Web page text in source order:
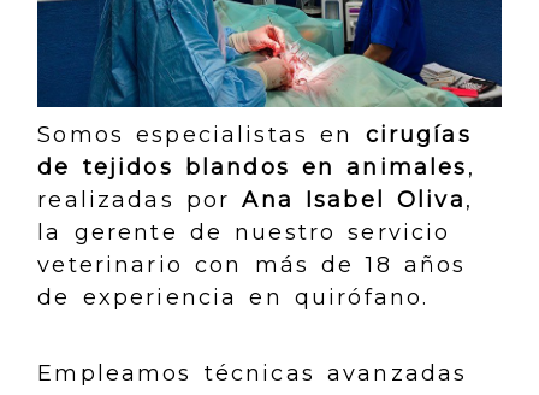
Somos especialistas en
cirugías
de tejidos blandos en animales,
realizadas porAna Isabel Oliva,
la gerente de nuestro servicio
veterinario con más de 18 años
de experiencia en quirófano.
Empleamos técnicas avanzadas